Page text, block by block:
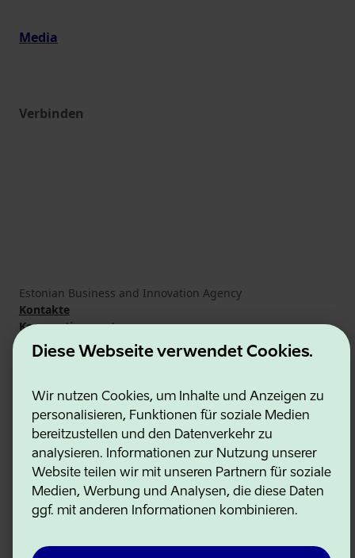
Diese Webseite verwendet Cookies.
Wir nutzen Cookies, um Inhalte und Anzeigen zu
personalisieren, Funktionen für soziale Medien
bereitzustellen und den Datenverkehr zu
analysieren. Informationen zur Nutzung unserer
Website teilen wir mit unseren Partnern für soziale
Medien, Werbung und Analysen, die diese Daten
ggf. mit anderen Informationen kombinieren.
Media
Verbinden
Estonian Business and Innovation Agency
Kontakte
Kooperationspartner
Nutzungsbedingungen
Cookie- und Datenschutzrichtlinie